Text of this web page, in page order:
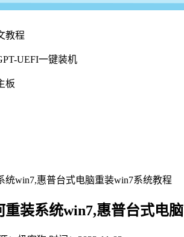
教程
UEFI一键装机
板
统win7,惠普台式电脑重装win7系统教程
重装系统win7,惠普台式电